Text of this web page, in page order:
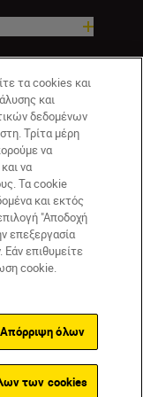
απορρήτου
to top
τα cookies και
και
δεδομένων
Τρίτα μέρη
να
να
Τα cookie
και εκτός
"Αποδοχή
επεξεργασία
επιθυμείτε
cookie.
Απόρριψη όλων
των cookies